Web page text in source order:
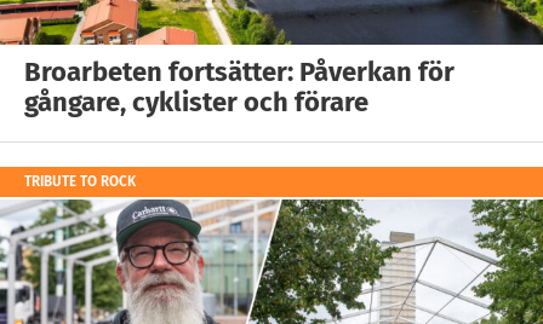
Broarbeten fortsätter: Påverkan för
gångare, cyklister och förare
TRIBUTE TO ROCK